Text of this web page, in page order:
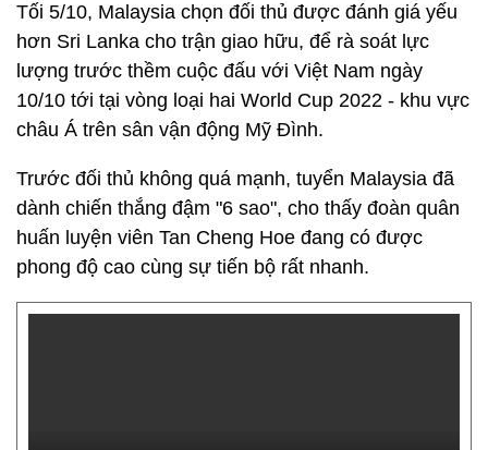
Tối 5/10, Malaysia chọn đối thủ được đánh giá yếu
hơn Sri Lanka cho trận giao hữu, để rà soát lực
lượng trước thềm cuộc đấu với Việt Nam ngày
10/10 tới tại vòng loại hai World Cup 2022 - khu vực
châu Á trên sân vận động Mỹ Đình.
Trước đối thủ không quá mạnh, tuyển Malaysia đã
dành chiến thắng đậm "6 sao", cho thấy đoàn quân
huấn luyện viên Tan Cheng Hoe đang có được
phong độ cao cùng sự tiến bộ rất nhanh.